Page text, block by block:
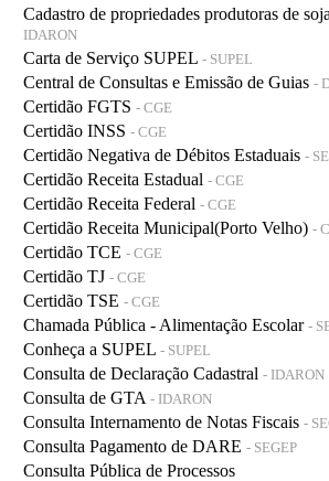
Cadastro de propriedades produtoras de soja
IDARON
Carta de Serviço SUPEL - SUPEL
Central de Consultas e Emissão de Guias -
Certidão FGTS - CGE
Certidão INSS - CGE
Certidão Negativa de Débitos Estaduais -
Certidão Receita Estadual - CGE
Certidão Receita Federal - CGE
Certidão Receita Municipal(Porto Velho) -
Certidão TCE - CGE
Certidão TJ - CGE
Certidão TSE - CGE
Chamada Pública - Alimentação Escolar -
Conheça a SUPEL - SUPEL
Consulta de Declaração Cadastral - IDARON
Consulta de GTA - IDARON
Consulta Internamento de Notas Fiscais -
Consulta Pagamento de DARE - SEGEP
Consulta Pública de Processos